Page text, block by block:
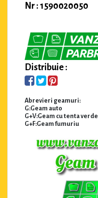
Nr : 1590020050
Distribuie :
Abrevieri geamuri:
G:Geam auto
G+V:Geam cu tenta verde
G+F:Geam fumuriu